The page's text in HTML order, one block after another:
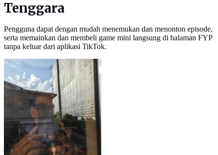
Tenggara
Pengguna dapat dengan mudah menemukan dan menonton episode,
serta memainkan dan membeli game mini langsung di halaman FYP
tanpa keluar dari aplikasi TikTok.